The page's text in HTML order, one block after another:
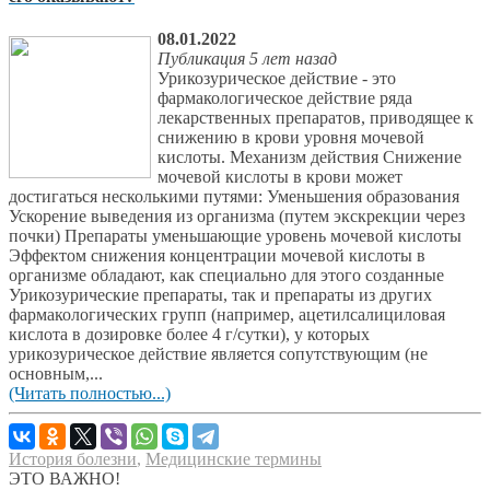
08.01.2022
Публикация 5 лет назад
Урикозурическое действие - это
фармакологическое действие ряда
лекарственных препаратов, приводящее к
снижению в крови уровня мочевой
кислоты. Механизм действия Снижение
мочевой кислоты в крови может
достигаться несколькими путями: Уменьшения образования
Ускорение выведения из организма (путем экскрекции через
почки) Препараты уменьшающие уровень мочевой кислоты
Эффектом снижения концентрации мочевой кислоты в
организме обладают, как специально для этого созданные
Урикозурические препараты, так и препараты из других
фармакологических групп (например, ацетилсалициловая
кислота в дозировке более 4 г/сутки), у которых
урикозурическое действие является сопутствующим (не
основным,...
(Читать полностью...)
История болезни, Медицинские термины
ЭТО ВАЖНО!